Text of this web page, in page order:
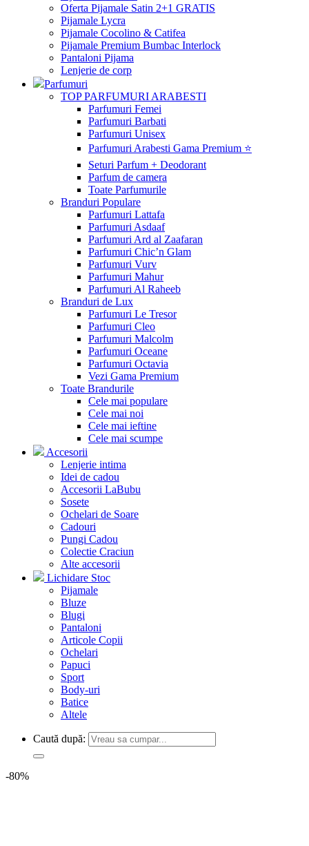
Oferta Pijamale Satin 2+1 GRATIS
Pijamale Lycra
Pijamale Cocolino & Catifea
Pijamale Premium Bumbac Interlock
Pantaloni Pijama
Lenjerie de corp
Parfumuri
TOP PARFUMURI ARABESTI
Parfumuri Femei
Parfumuri Barbati
Parfumuri Unisex
Parfumuri Arabesti Gama Premium ⭐
Seturi Parfum + Deodorant
Parfum de camera
Toate Parfumurile
Branduri Populare
Parfumuri Lattafa
Parfumuri Asdaaf
Parfumuri Ard al Zaafaran
Parfumuri Chic’n Glam
Parfumuri Vurv
Parfumuri Mahur
Parfumuri Al Raheeb
Branduri de Lux
Parfumuri Le Tresor
Parfumuri Cleo
Parfumuri Malcolm
Parfumuri Oceane
Parfumuri Octavia
Vezi Gama Premium
Toate Brandurile
Cele mai populare
Cele mai noi
Cele mai ieftine
Cele mai scumpe
Accesorii
Lenjerie intima
Idei de cadou
Accesorii LaBubu
Sosete
Ochelari de Soare
Cadouri
Pungi Cadou
Colectie Craciun
Alte accesorii
Lichidare Stoc
Pijamale
Bluze
Blugi
Pantaloni
Articole Copii
Ochelari
Papuci
Sport
Body-uri
Batice
Altele
Caută după:
-80%